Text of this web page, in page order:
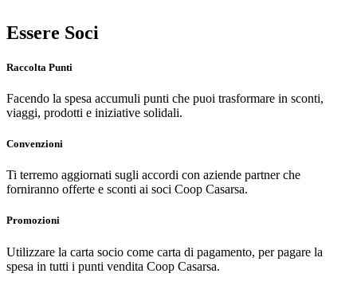
Essere Soci
Raccolta Punti
Facendo la spesa accumuli punti che puoi trasformare in sconti,
viaggi, prodotti e iniziative solidali.
Convenzioni
Ti terremo aggiornati sugli accordi con aziende partner che
forniranno offerte e sconti ai soci Coop Casarsa.
Promozioni
Utilizzare la carta socio come carta di pagamento, per pagare la
spesa in tutti i punti vendita Coop Casarsa.